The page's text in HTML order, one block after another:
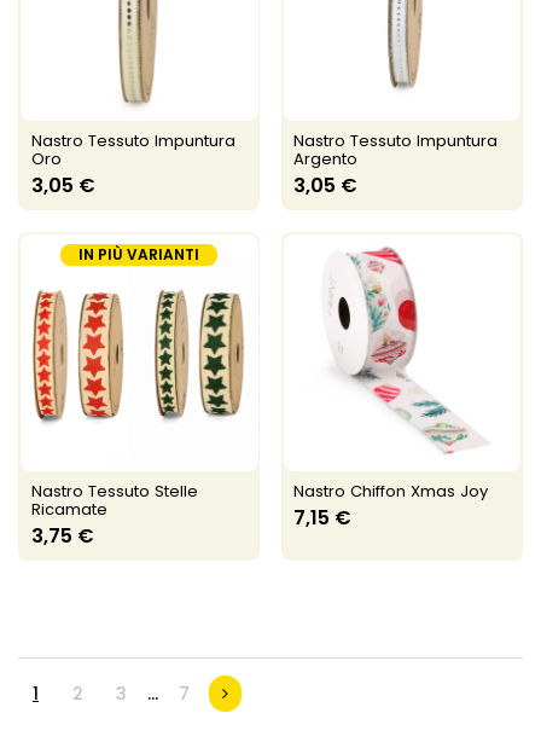
Nastro Tessuto Impuntura
Oro
3,05 €
Nastro Tessuto Impuntura
Argento
3,05 €
IN PIÙ VARIANTI
Nastro Tessuto Stelle
Ricamate
3,75 €
Nastro Chiffon Xmas Joy
7,15 €
1 2 3 … 7